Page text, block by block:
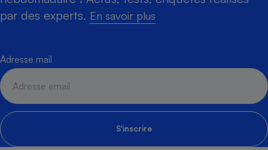
par des experts. En savoir plus
Adresse mail
S'inscrire